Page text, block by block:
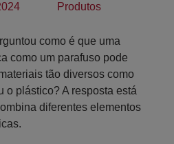
Produtos
como é que uma
como um parafuso pode
tão diversos como
o plástico? A resposta está
diferentes elementos